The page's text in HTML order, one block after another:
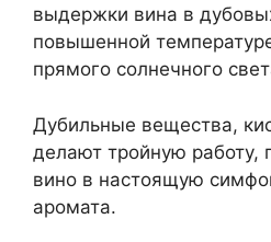
выдержки вина в
повышенной
прямого солнечного
Дубильные вещества,
делают тройную работу,
вино в настоящую
аромата.